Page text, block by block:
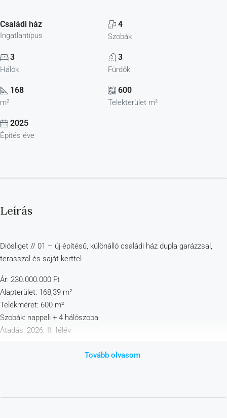
Családi ház
Ingatlantípus
4
Szobák
3
Hálók
3
Fürdők
168
m²
600
Telekterület m²
2025
Építés éve
Leírás
Diósliget // 01 – új építésű, különálló családi ház dupla garázzsal,
terasszal és saját kerttel
Ár: 230.000.000 Ft
Alapterület: 168,39 m²
Telekméret: 600 m²
Szobák: nappali + 4 hálószoba
Átadás: 2026. II. félév
Csak két ház épül. Ez az egyik – a másik már elkelt.
megjelenéssel, valóban élhető elrendezéssel, jövőálló műszaki
Tovább olvasom